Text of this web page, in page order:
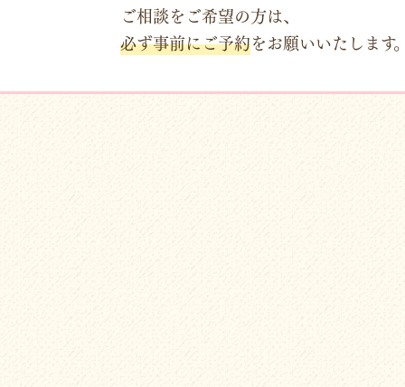
ご相談をご希望の方は、
必ず事前にご予約をお願いいたします